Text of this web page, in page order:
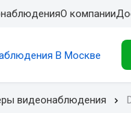
О компании
В Москве
видеонаблюдения